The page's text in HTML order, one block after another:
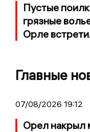
Пустые
грязные
Орле
Главные
07/08/2026 19:12
Орел накрыл